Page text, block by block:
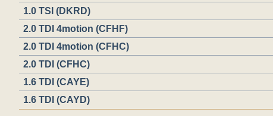
1.0 TSI (DKRD)
2.0 TDI 4motion (CFHF)
2.0 TDI 4motion (CFHC)
2.0 TDI (CFHC)
1.6 TDI (CAYE)
1.6 TDI (CAYD)